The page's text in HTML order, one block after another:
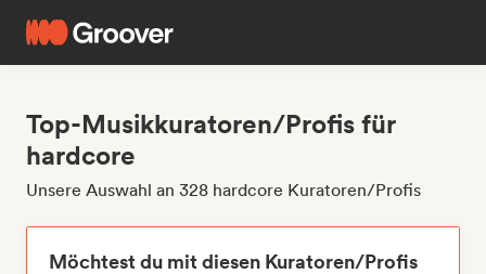
Top-Musikkuratoren/Profis für
hardcore
Unsere Auswahl an 328 hardcore Kuratoren/Profis
Möchtest du mit diesen Kuratoren/Profis